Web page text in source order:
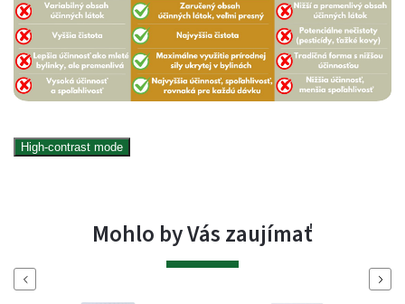
High-contrast mode
Mohlo by Vás zaujímať
Naspäť Ďalej